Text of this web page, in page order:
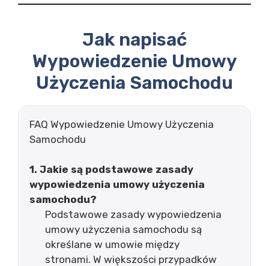
Jak napisać
Wypowiedzenie Umowy
Użyczenia Samochodu
FAQ Wypowiedzenie Umowy Użyczenia
Samochodu
1. Jakie są podstawowe zasady
wypowiedzenia umowy użyczenia
samochodu?
Podstawowe zasady wypowiedzenia
umowy użyczenia samochodu są
określane w umowie między
stronami. W większości przypadków